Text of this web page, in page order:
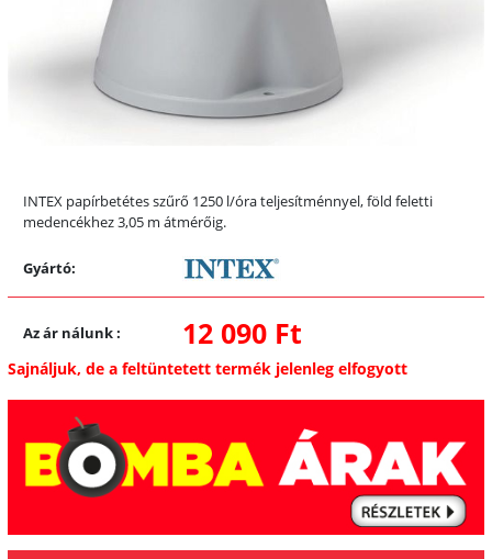
INTEX papírbetétes szűrő 1250 l/óra teljesítménnyel, föld feletti
medencékhez 3,05 m átmérőig.
Gyártó:
Az ár nálunk: 12 090 Ft
Sajnáljuk, de a feltüntetett termék jelenleg elfogyott